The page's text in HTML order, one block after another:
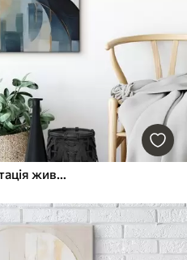
Абстрактна композиція, імітація живопису